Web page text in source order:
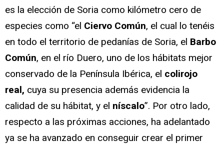
es la elección de Soria como kilómetro cero de
especies como “el Ciervo Común, el cual lo tenéis
en todo el territorio de pedanías de Soria, el Barbo
Común, en el río Duero, uno de los hábitats mejor
conservado de la Península Ibérica, el colirojo
real, cuya su presencia además evidencia la
calidad de su hábitat, y el níscalo”. Por otro lado,
respecto a las próximas acciones, ha adelantado
ya se ha avanzado en conseguir crear el primer